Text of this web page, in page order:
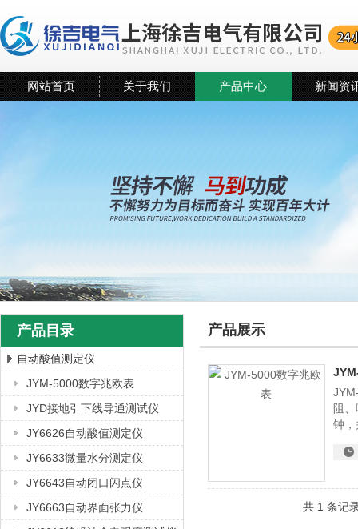
上海徐吉电气有限公司
网站首页 关于我们 产品中心 新闻资
产品目录
自动酸值测定仪
JYM-5000数字兆欧表
JYD接地引下线导通测试仪
JY6626自动酸值测定仪
JY6633微量水分测定仪
JY6643自动闭口闪点仪
JY6663自动界面张力仪
产品展示
阻
钟，
共 1 条记